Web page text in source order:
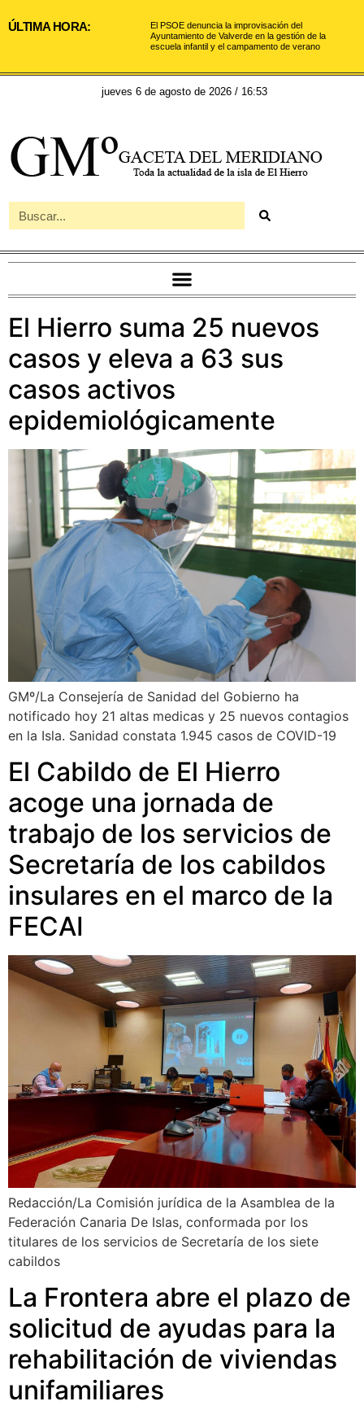
ÚLTIMA HORA:
El PSOE denuncia la improvisación del
Ayuntamiento de Valverde en la gestión de la
escuela infantil y el campamento de verano
jueves 6 de agosto de 2026 / 16:53
El Hierro suma 25 nuevos
casos y eleva a 63 sus
casos activos
epidemiológicamente
GMº/La Consejería de Sanidad del Gobierno ha
notificado hoy 21 altas medicas y 25 nuevos contagios
en la Isla. Sanidad constata 1.945 casos de COVID-19
El Cabildo de El Hierro
acoge una jornada de
trabajo de los servicios de
Secretaría de los cabildos
insulares en el marco de la
FECAI
Redacción/La Comisión jurídica de la Asamblea de la
Federación Canaria De Islas, conformada por los
titulares de los servicios de Secretaría de los siete
cabildos
La Frontera abre el plazo de
solicitud de ayudas para la
rehabilitación de viviendas
unifamiliares